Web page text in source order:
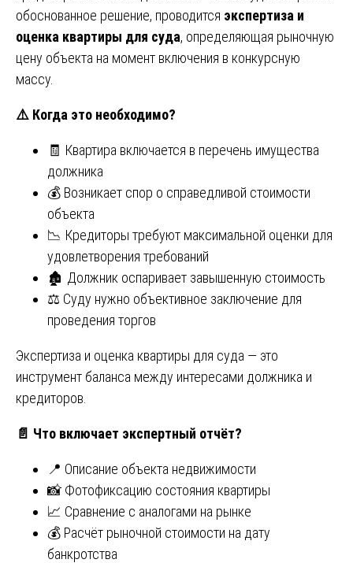
обоснованное решение, проводится экспертиза и
оценка квартиры для суда, определяющая рыночную
цену объекта на момент включения в конкурсную
массу.
⚠️ Когда это необходимо?
🧾 Квартира включается в перечень имущества
должника
💰 Возникает спор о справедливой стоимости
объекта
📉 Кредиторы требуют максимальной оценки для
удовлетворения требований
🏚️ Должник оспаривает завышенную стоимость
⚖️ Суду нужно объективное заключение для
проведения торгов
Экспертиза и оценка квартиры для суда — это
инструмент баланса между интересами должника и
кредиторов.
📄 Что включает экспертный отчёт?
📍 Описание объекта недвижимости
📸 Фотофиксацию состояния квартиры
📈 Сравнение с аналогами на рынке
💰 Расчёт рыночной стоимости на дату
банкротства